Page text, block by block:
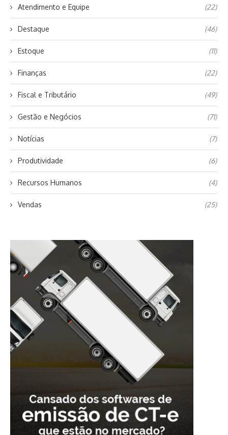
Atendimento e Equipe (22)
Destaque (46)
Estoque (11)
Finanças (22)
Fiscal e Tributário (49)
Gestão e Negócios (71)
Notícias (7)
Produtividade (6)
Recursos Humanos (4)
Vendas (25)